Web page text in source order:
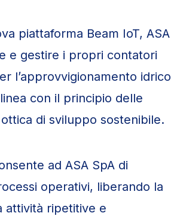
piattaforma Beam IoT, ASA
e gestire i propri contatori
l’approvvigionamento idrico
con il principio delle
di sviluppo sostenibile.
ad ASA SpA di
operativi, liberando la
attività ripetitive e